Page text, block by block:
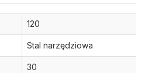
120
Stal narzędziowa
30